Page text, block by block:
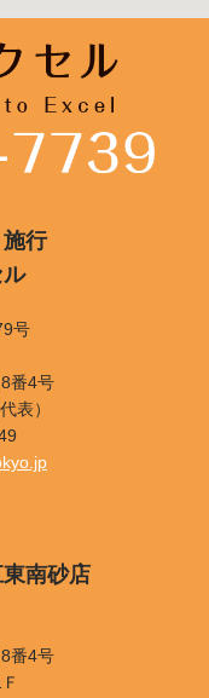
行
号
番4号
表）
南砂店
番4号